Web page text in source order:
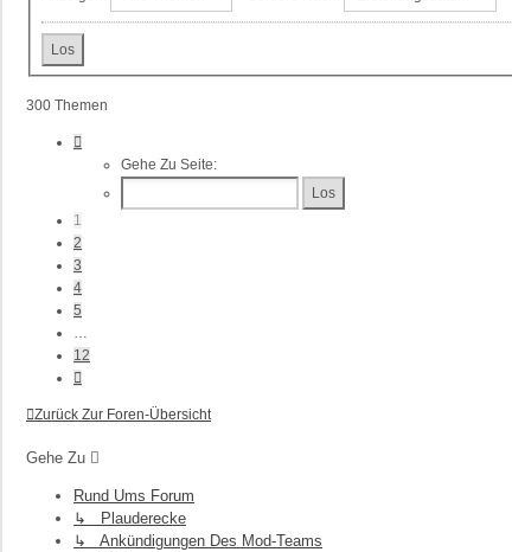
300 Themen
Gehe Zu Seite:
1
2
3
4
5
…
12
Zurück Zur Foren-Übersicht
Gehe Zu
Rund Ums Forum
↳ Plauderecke
↳ Ankündigungen Des Mod-Teams